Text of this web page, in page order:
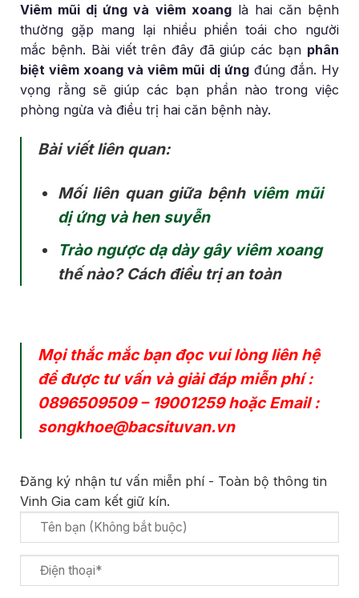
Viêm mũi dị ứng và viêm xoanglà hai căn bệnh
thường gặp mang lại nhiều phiền toái cho người
mắc bệnh. Bài viết trên đây đã giúp các bạn phân
biệt viêm xoang và viêm mũi dị ứngđúng đắn. Hy
vọng rằng sẽ giúp các bạn phần nào trong việc
phòng ngừa và điều trị hai căn bệnh này.
Bài viết liên quan:
Mối liên quan giữa bệnh viêm mũi
dị ứng và hen suyễn
Trào ngược dạ dày gây viêm xoang
thế nào? Cách điều trị an toàn
Mọi thắc mắc bạn đọc vui lòng liên hệ
để được tư vấn và giải đáp miễn phí :
0896509509– 19001259hoặc Email :
songkhoe@bacsituvan.vn
Đăng ký nhận tư vấn miễn phí - Toàn bộ thông tin
Vinh Gia cam kết giữ kín.